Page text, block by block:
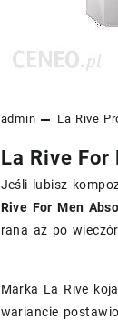
admin La Rive
La Rive
Jeśli lubisz
Rive For Men
rana aż po
Marka La Rive
wariancie